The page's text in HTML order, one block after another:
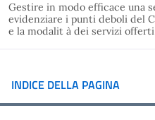
Gestire in modo efficace una
evidenziare i punti deboli del
e la modalit à dei servizi
INDICE DELLA PAGINA